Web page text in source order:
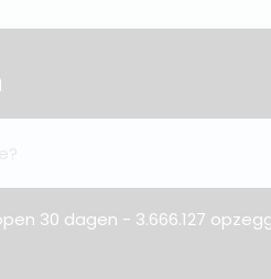
30 dagen - 3.666.127